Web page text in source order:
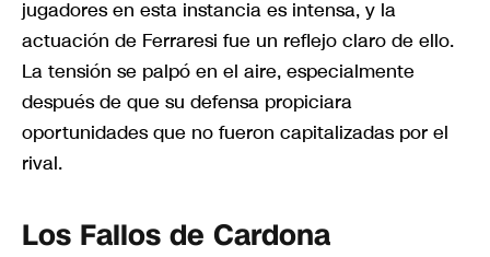
jugadores en esta instancia es intensa, y la
actuación de Ferraresi fue un reflejo claro de ello.
La tensión se palpó en el aire, especialmente
después de que su defensa propiciara
oportunidades que no fueron capitalizadas por el
rival.
Los Fallos de Cardona